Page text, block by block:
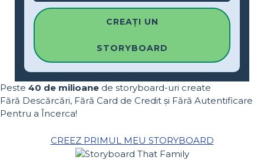
CREAȚI UN
STORYBOARD
Peste 40 de milioane de storyboard-uri create
Fără Descărcări, Fără Card de Credit și Fără Autentificare
Pentru a Încerca!
CREEZ PRIMUL MEU STORYBOARD